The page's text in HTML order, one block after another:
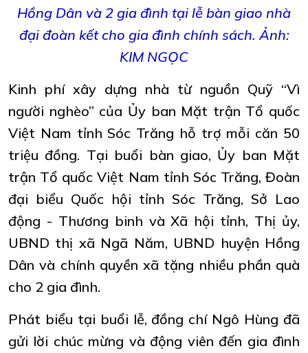
Hồng Dân và 2 gia đình tại lễ bàn giao nhà
đại đoàn kết cho gia đình chính sách. Ảnh:
KIM NGỌC
Kinh phí xây dựng nhà từ nguồn Quỹ “Vì
người nghèo” của Ủy ban Mặt trận Tổ quốc
Việt Nam tỉnh Sóc Trăng hỗ trợ mỗi căn 50
triệu đồng. Tại buổi bàn giao, Ủy ban Mặt
trận Tổ quốc Việt Nam tỉnh Sóc Trăng, Đoàn
đại biểu Quốc hội tỉnh Sóc Trăng, Sở Lao
động - Thương binh và Xã hội tỉnh, Thị ủy,
UBND thị xã Ngã Năm, UBND huyện Hồng
Dân và chính quyền xã tặng nhiều phần quà
cho 2 gia đình.
Phát biểu tại buổi lễ, đồng chí Ngô Hùng đã
gửi lời chúc mừng và động viên đến gia đình